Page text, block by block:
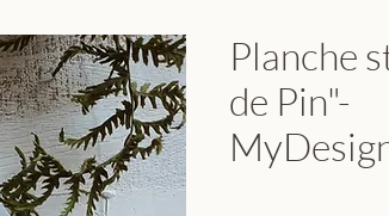
Planche
de Pin"-